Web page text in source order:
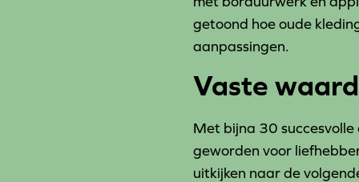
getoond hoe oude
aanpassingen.
Vaste
Met bijna 30
geworden voor
uitkijken naar de